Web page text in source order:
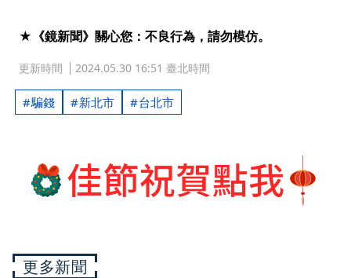
★《鏡新聞》關心您：不良行為，請勿模仿。
更新時間 2024.05.30 16:51 臺北時間
騙錢 新北市 台北市
更多新聞